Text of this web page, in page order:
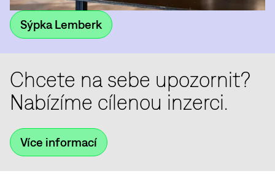
Sýpka Lemberk
Chcete na sebe upozornit?
Nabízíme cílenou inzerci.
Více informací